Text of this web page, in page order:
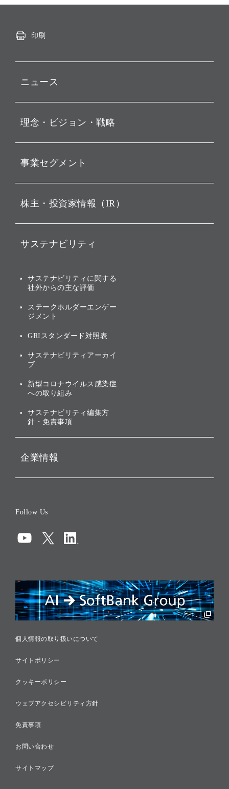
印刷
ニュース
お知らせ
動画配信
理念・ビジョン・戦略
経営理念
ビジョン
戦略
バリュー
ソフトバンクグループの歩
[AI] What dreams are made
事業セグメント
ソフトバンク・ビジョン・
その他
グループ企業一覧
株主・投資家情報（IR）
IRカレンダー
業績・財務
アニュアルレポート
株主・投資家情報（IR）に
サステナビリティ
トップメッセージ
サステナビリティの考え方
ガバナンス
投資先のサステナビリティ
サステナビリティに関する
社外からの主な評価
ステークホルダーエンゲー
ジメント
GRIスタンダード対照表
サステナビリティアーカイ
ブ
新型コロナウイルス感染症
への取り組み
サステナビリティ編集方
針・免責事項
企業情報
コンプライアンス
リスクマネジメント
税務に対する取り組み
採用情報
Follow Us
個人情報の取り扱いについて
サイトポリシー
クッキーポリシー
ウェブアクセシビリティ方針
免責事項
お問い合わせ
サイトマップ